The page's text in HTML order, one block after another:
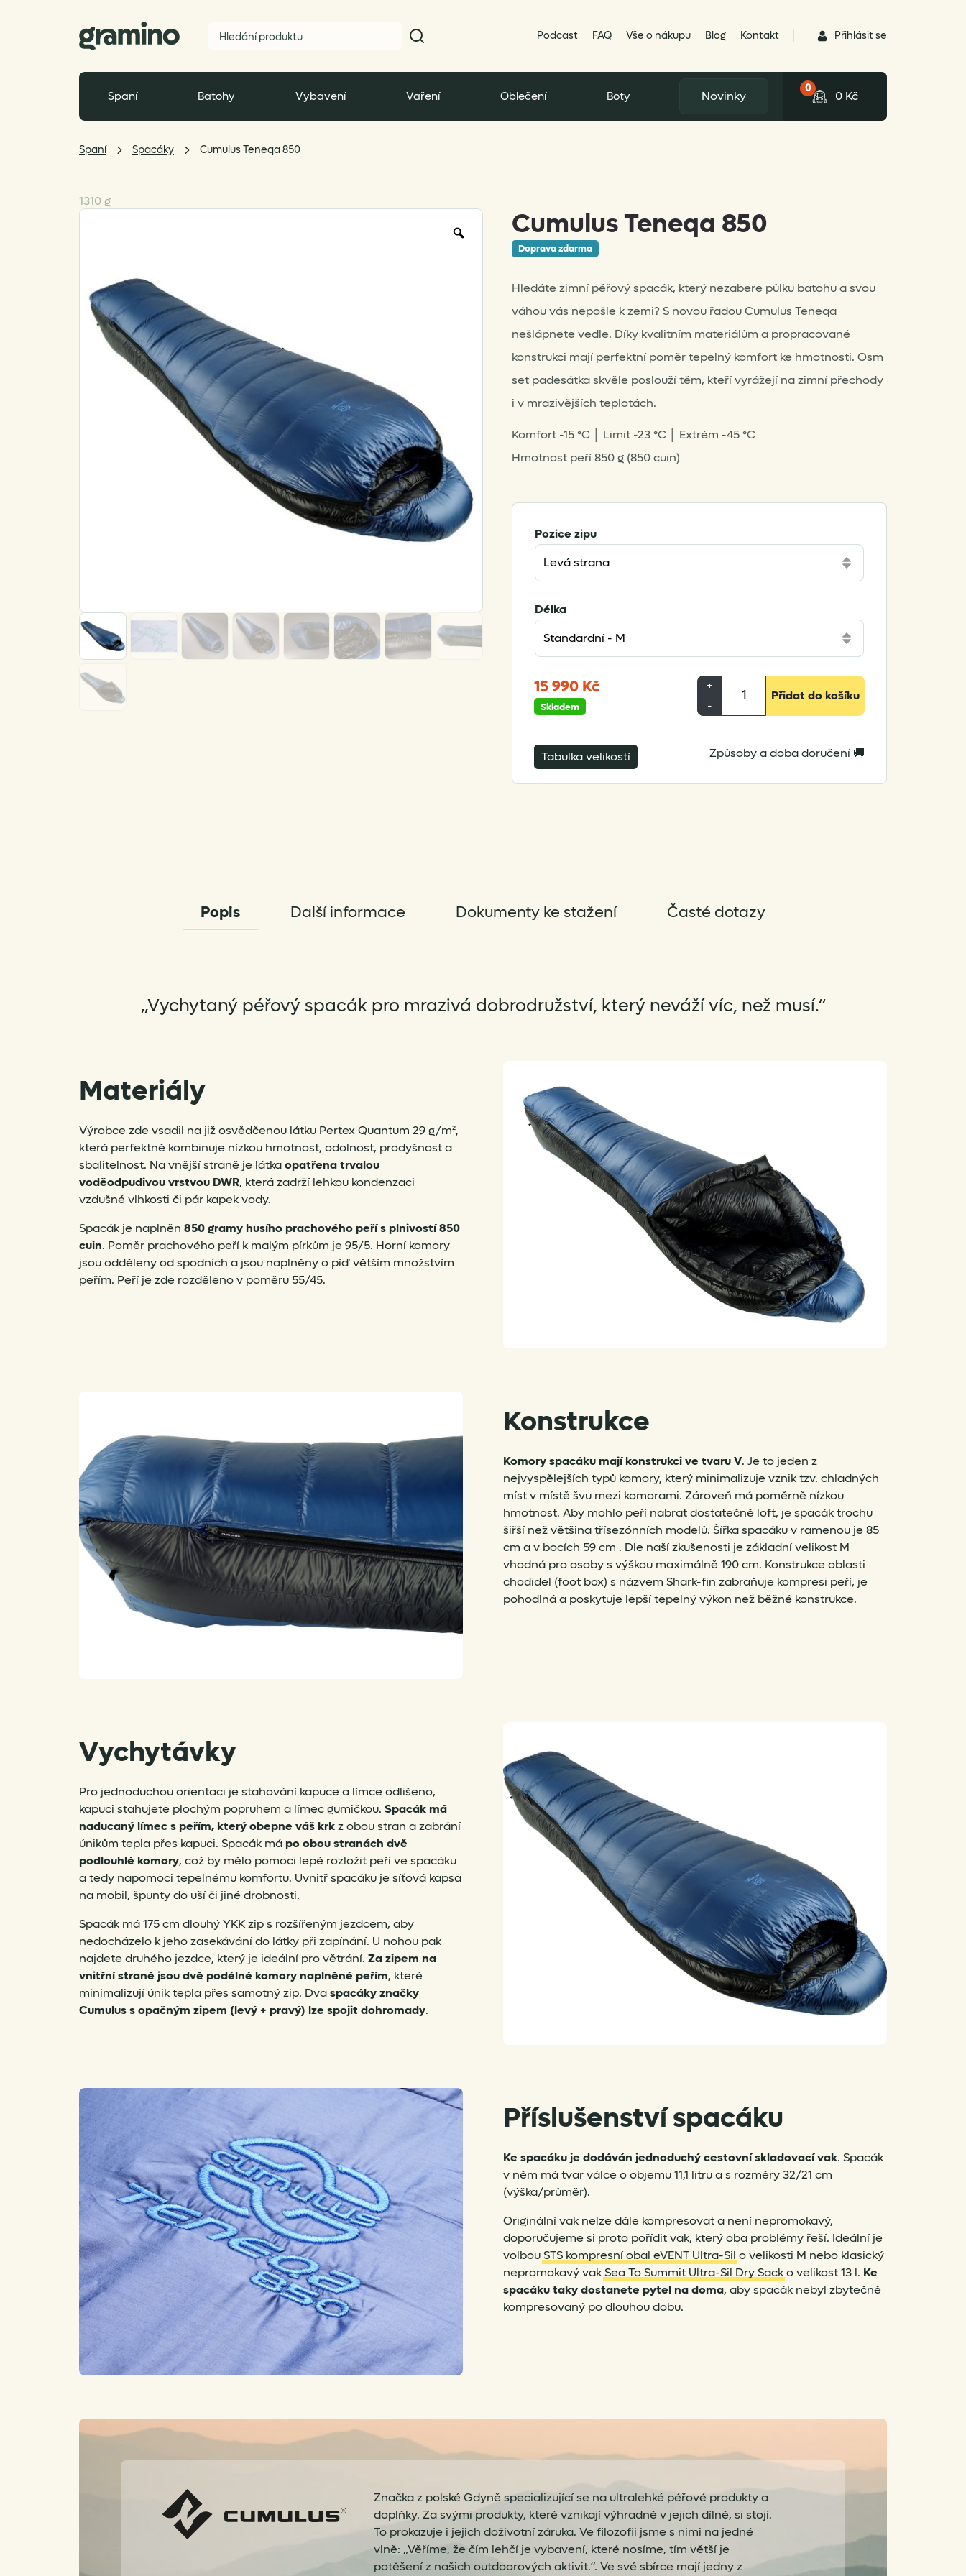
Podcast FAQ Vše o nákupu Blog Kontakt Přihlásit se
Spaní Batohy Vybavení Vaření Oblečení Boty Novinky
0
0 Kč
Spaní Spacáky Cumulus Teneqa 850
1310 g
Cumulus Teneqa 850
Doprava zdarma
Hledáte zimní péřový spacák, který nezabere půlku batohu a svou
váhou vás nepošle k zemi? S novou řadou Cumulus Teneqa
nešlápnete vedle. Díky kvalitním materiálům a propracované
konstrukci mají perfektní poměr tepelný komfort ke hmotnosti. Osm
set padesátka skvěle poslouží těm, kteří vyrážejí na zimní přechody
i v mrazivějších teplotách.
Pozice zipu
Délka
15 990 Kč
Skladem
+
-
Teneqa
Přidat do košíku
Tabulka velikostí Způsoby a doba doručení 🚚
Komfort -15 °C │ Limit -23 °C │ Extrém -45 °C
Hmotnost peří 850 g (850 cuin)
Popis Další informace Dokumenty ke stažení Časté dotazy
„Vychytaný péřový spacák pro mrazivá dobrodružství, který neváží víc, než musí.“
Materiály
Výrobce zde vsadil na již osvědčenou látku Pertex Quantum 29 g/m²,
která perfektně kombinuje nízkou hmotnost, odolnost, prodyšnost a
sbalitelnost. Na vnější straně je látkaopatřena trvalou
voděodpudivou vrstvou DWR, která zadrží lehkou kondenzaci
vzdušné vlhkosti či pár kapek vody.
Spacák je naplněn 850 gramy husího prachového peří s plnivostí 850
cuin. Poměr prachového peří k malým pírkům je 95/5. Horní komory
jsou odděleny od spodních a jsou naplněny o píď větším množstvím
peřím. Peří je zde rozděleno v poměru 55/45.
Konstrukce
Komory spacáku mají konstrukci ve tvaru V. Je to jeden z
nejvyspělejších typů komory, který minimalizuje vznik tzv. chladných
míst v místě švu mezi komorami. Zároveň má poměrně nízkou
hmotnost. Aby mohlo peří nabrat dostatečně loft, je spacák trochu
šiřší než většina třísezónních modelů. Šířka spacáku v ramenou je 85
cm a v bocích 59 cm . Dle naší zkušenosti je základní velikost M
vhodná pro osoby s výškou maximálně 190 cm. Konstrukce oblasti
chodidel (foot box) s názvem Shark-fin zabraňuje kompresi peří, je
pohodlná a poskytuje lepší tepelný výkon než běžné konstrukce.
Vychytávky
Pro jednoduchou orientaci je stahování kapuce a límce odlišeno,
kapuci stahujete plochým popruhem a límec gumičkou. Spacák má
naducaný límec s peřím, který obepne váš krkz obou stran a zabrání
únikům tepla přes kapuci. Spacák má po obou stranách dvě
podlouhlé komory, což by mělo pomoci lepé rozložit peří ve spacáku
a tedy napomoci tepelnému komfortu. Uvnitř spacáku je síťová kapsa
na mobil, špunty do uší či jiné drobnosti.
Spacák má 175 cm dlouhý YKK zip s rozšířeným jezdcem, aby
nedocházelo k jeho zasekávání do látky při zapínání. U nohou pak
najdete druhého jezdce, který je ideální pro větrání. Za zipem na
vnitřní straně jsou dvě podélné komory naplněné peřím, které
minimalizují únik tepla přes samotný zip. Dvaspacáky značky
Cumulus s opačným zipem (levý + pravý) lze spojit dohromady.
Příslušenství spacáku
Ke spacáku je dodáván jednoduchý cestovní skladovací vak. Spacák
v něm má tvar válce o objemu 11,1 litru a s rozměry 32/21 cm
(výška/průměr).
Originální vak nelze dále kompresovat a není nepromokavý,
doporučujeme si proto pořídit vak, který oba problémy řeší. Ideální je
volbouSTS kompresní obal eVENT Ultra-Sil o velikosti M nebo klasický
nepromokavý vakSea To Summit Ultra-Sil Dry Sacko velikost 13 l. Ke
spacáku taky dostanete pytel na doma, aby spacák nebyl zbytečně
kompresovaný po dlouhou dobu.
Značka z polské Gdyně specializující se na ultralehké péřové produkty a
doplňky. Za svými produkty, které vznikají výhradně v jejich dílně, si stojí.
To prokazuje i jejich doživotní záruka. Ve filozofii jsme s nimi na jedné
vlně: „Věříme, že čím lehčí je vybavení, které nosíme, tím větší je
potěšení z našich outdoorových aktivit.“. Ve své sbírce mají jedny z